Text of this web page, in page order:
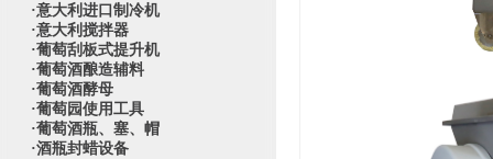
·意大利进口制冷机
·意大利搅拌器
·葡萄刮板式提升机
·葡萄酒酿造辅料
·葡萄酒酵母
·葡萄园使用工具
·葡萄酒瓶、塞、帽
·酒瓶封蜡设备